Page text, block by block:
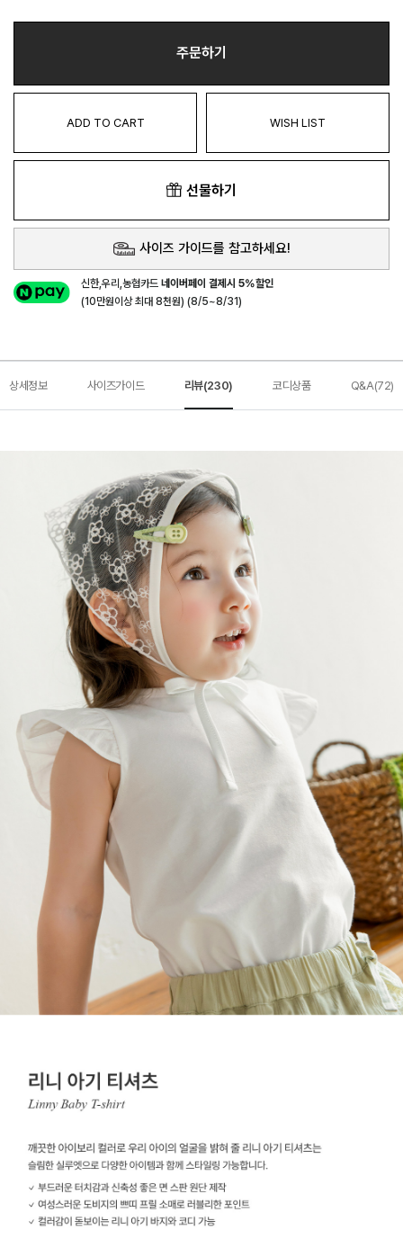
주문하기
ADD TO CART WISH LIST
선물하기
사이즈 가이드를 참고하세요!
신한,우리,농협카드네이버페이 결제시 5%할인
(10만원이상 최대 8천원) (8/5~8/31)
상세정보 사이즈가이드 리뷰(230) 코디상품 Q&A(72)